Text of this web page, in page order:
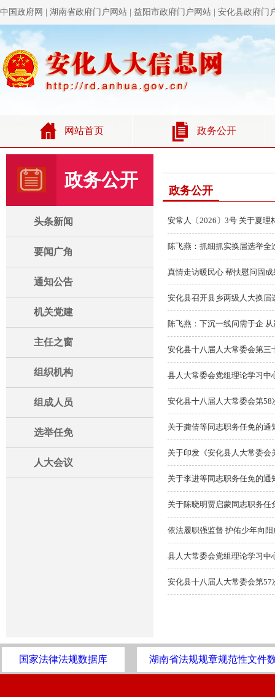
政务公开
头条新闻
要闻广角
通知公告
机关党建
主任之窗
组织机构
组成人员
选举任免
人大会议
政务公开
安常人〔2026〕3号 关于夏理
陈飞燕：抓细抓实换届选举
真情走访暖民心 帮扶慰问固
安化县召开县乡两级人大换届
陈飞燕：下沉一线问需于企
安化县十八届人大常委会第三
县人大常委会党组理论学习中
安化县十八届人大常委会第58
关于龚倩等同志职务任免的通
关于印发《安化县人大常委
关于李进等同志职务任免的通
关于陈晓明贾启蒙同志职务任
依法履职强监督 护佑少年向
县人大常委会党组理论学习中
安化县十八届人大常委会第57